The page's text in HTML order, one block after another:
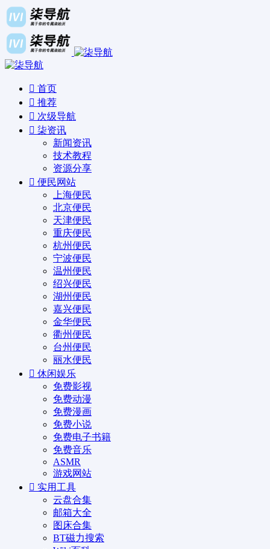
首页
推荐
次级导航
柒资讯
新闻资讯
技术教程
资源分享
便民网站
上海便民
北京便民
天津便民
重庆便民
杭州便民
宁波便民
温州便民
绍兴便民
湖州便民
嘉兴便民
金华便民
衢州便民
台州便民
丽水便民
休闲娱乐
免费影视
免费动漫
免费漫画
免费小说
免费电子书籍
免费音乐
ASMR
游戏网站
实用工具
云盘合集
邮箱大全
图床合集
BT磁力搜索